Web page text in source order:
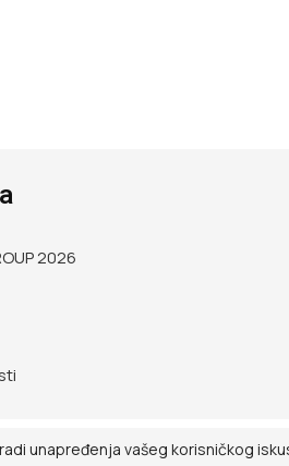
2026
unapređenja vašeg korisničkog